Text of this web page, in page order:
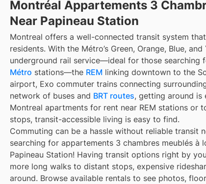
Montréal Appartements 3
Near Papineau Station
Montreal offers a well-connected transit system
residents. With the Métro’s Green, Orange, Blue,
underground rail service—ideal for those searching
Métro stations—the REM linking downtown to the
airport, Exo commuter trains connecting
network of buses and BRT routes, getting around is
Montreal apartments for rent near REM stations or
stops, transit-accessible living is easy to find.
Commuting can be a hassle without reliable transit
searching for appartements 3 chambres meublés à
Papineau Station! Having transit options right by
more long walks to distant stops, expensive
around. Browse available rentals to see photos,